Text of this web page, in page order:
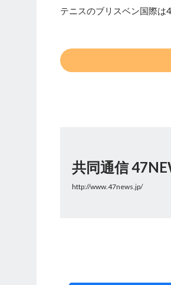
テニスのブリスベン国際
共同通信
http://www.47news.jp/